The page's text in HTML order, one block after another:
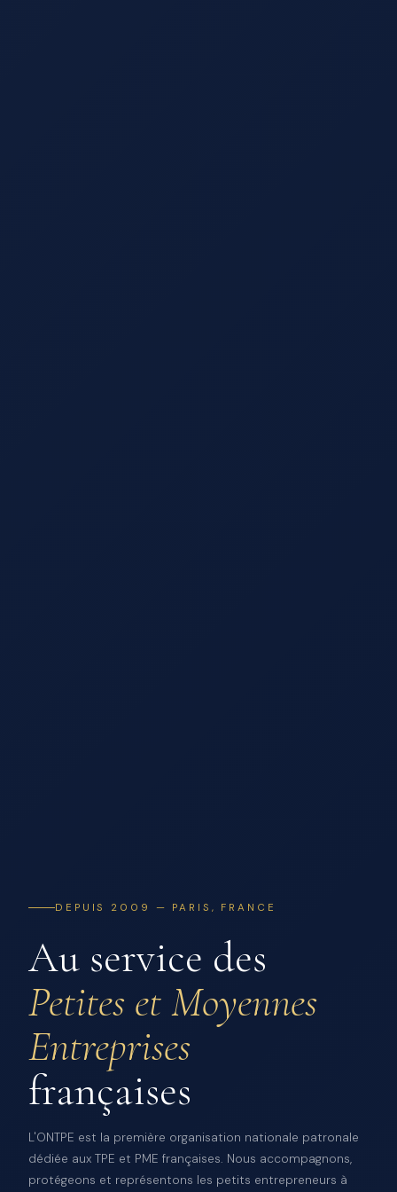
DEPUIS 2009 — PARIS, FRANCE
Au service des
Petites et Moyennes
Entreprises
françaises
L'ONTPE est la première organisation nationale patronale
dédiée aux TPE et PME françaises. Nous accompagnons,
protégeons et représentons les petits entrepreneurs à